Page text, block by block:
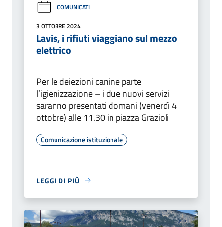
COMUNICATI
3 OTTOBRE 2024
Lavis, i rifiuti viaggiano sul mezzo
elettrico
Per le deiezioni canine parte
l’igienizzazione – i due nuovi servizi
saranno presentati domani (venerdì 4
ottobre) alle 11.30 in piazza Grazioli
Comunicazione istituzionale
LEGGI DI PIÙ